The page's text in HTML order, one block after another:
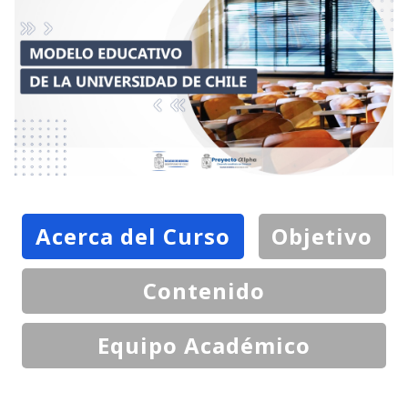
Acerca del Curso
Objetivo
Contenido
Equipo Académico